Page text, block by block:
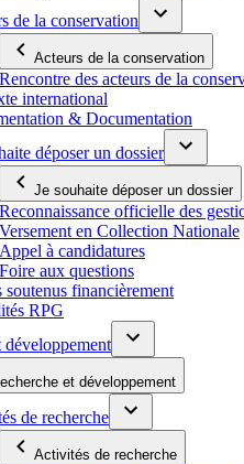
de la conservation
Acteurs de la conservation
Rencontre des acteurs de la
international
& Documentation
déposer un dossier
Je souhaite déposer un dossier
Reconnaissance officielle des
Versement en Collection Nationale
Appel à candidatures
Foire aux questions
soutenus financièrement
RPG
développement
et développement
de recherche
Activités de recherche